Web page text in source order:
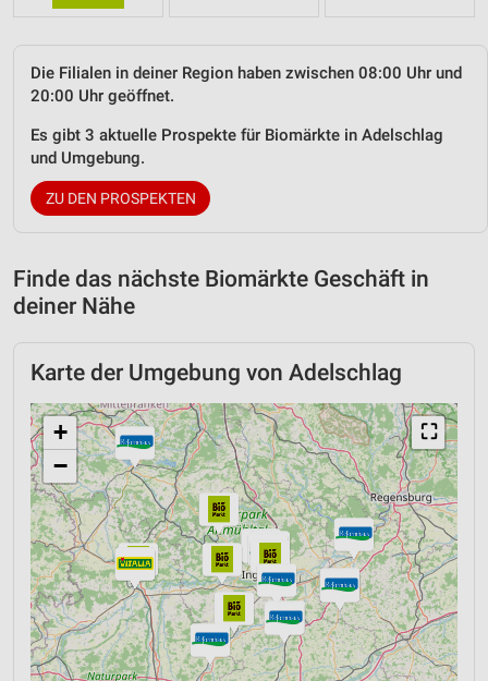
Die Filialen in deiner Region haben zwischen 08:00 Uhr und
20:00 Uhr geöffnet.
Es gibt 3 aktuelle Prospekte für Biomärkte in Adelschlag
und Umgebung.
ZU DEN PROSPEKTEN
Finde das nächste Biomärkte Geschäft in
deiner Nähe
Karte der Umgebung von Adelschlag
⛶
+
−